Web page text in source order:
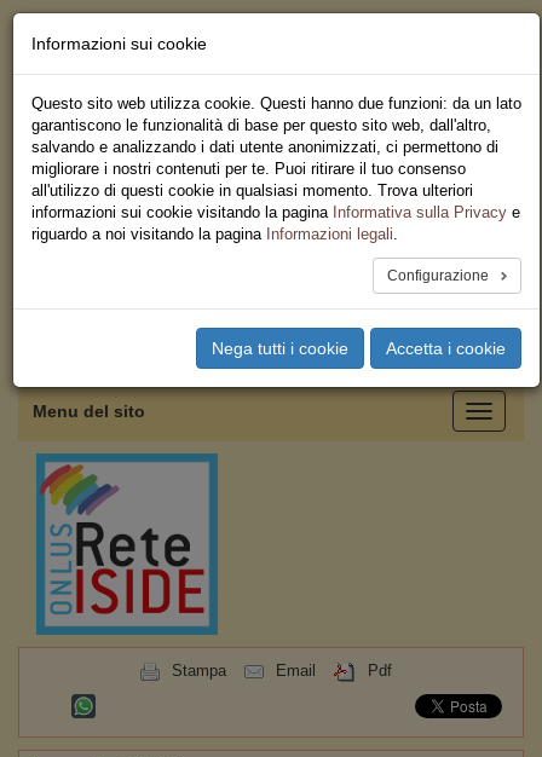
Servizi
Iscriviti
Ricerca
Area Stampa
Privacy
Federazione Regionale USB
Emilia Romagna
Toggle
Menu del sito
Stampa Email Pdf
Informazioni sui cookie
Questo sito web utilizza cookie. Questi hanno due funzioni: da un lato
garantiscono le funzionalità di base per questo sito web, dall'altro,
salvando e analizzando i dati utente anonimizzati, ci permettono di
migliorare i nostri contenuti per te. Puoi ritirare il tuo consenso
all'utilizzo di questi cookie in qualsiasi momento. Trova ulteriori
informazioni sui cookie visitando la pagina Informativa sulla Privacy e
riguardo a noi visitando la pagina Informazioni legali.
Configurazione
Nega tutti i cookie Accetta i cookie